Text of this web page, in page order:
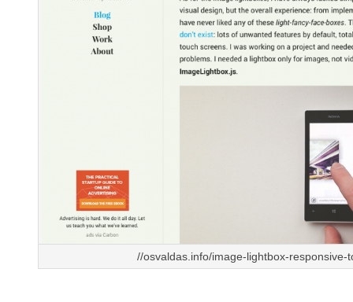
//osvaldas.info/image-lightbox-responsive-